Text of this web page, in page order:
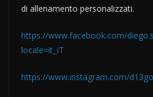
di allenamento personalizzati.
https://www.facebook.com/
locale=it_IT
https://www.instagram.com/